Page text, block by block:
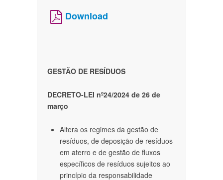
Download
GESTÃO DE RESÍDUOS
DECRETO-LEI nº24/2024 de 26 de
março
Altera os regimes da gestão de
resíduos, de deposição de resíduos
em aterro e de gestão de fluxos
específicos de resíduos sujeitos ao
princípio da responsabilidade